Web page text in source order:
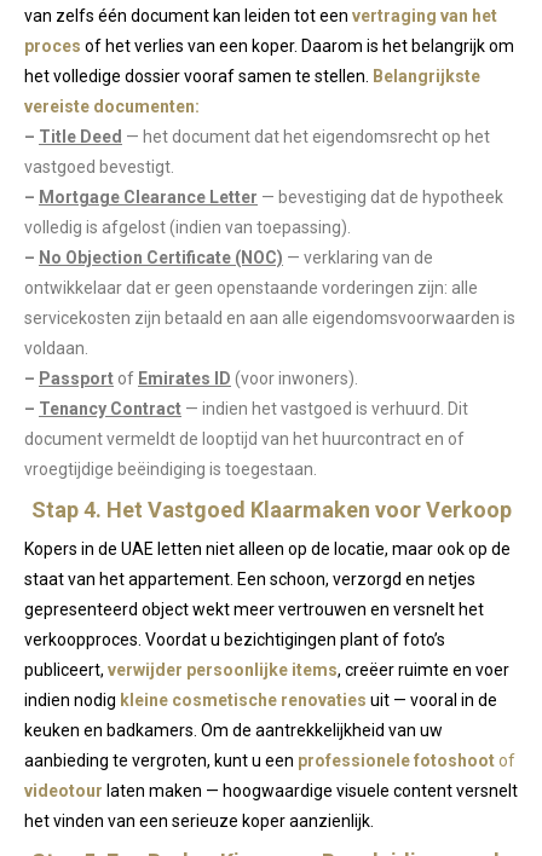
van zelfs één document kan leiden tot een vertraging van het
proces of het verlies van een koper. Daarom is het belangrijk om
het volledige dossier vooraf samen te stellen. Belangrijkste
vereiste documenten:
– Title Deed — het document dat het eigendomsrecht op het
vastgoed bevestigt.
– Mortgage Clearance Letter — bevestiging dat de hypotheek
volledig is afgelost (indien van toepassing).
– No Objection Certificate (NOC) — verklaring van de
ontwikkelaar dat er geen openstaande vorderingen zijn: alle
servicekosten zijn betaald en aan alle eigendomsvoorwaarden is
voldaan.
– Passport of Emirates ID (voor inwoners).
– Tenancy Contract — indien het vastgoed is verhuurd. Dit
document vermeldt de looptijd van het huurcontract en of
vroegtijdige beëindiging is toegestaan.
Stap 4. Het Vastgoed Klaarmaken voor Verkoop
Kopers in de UAE letten niet alleen op de locatie, maar ook op de
staat van het appartement. Een schoon, verzorgd en netjes
gepresenteerd object wekt meer vertrouwen en versnelt het
verkoopproces. Voordat u bezichtigingen plant of foto’s
publiceert, verwijder persoonlijke items, creëer ruimte en voer
indien nodig kleine cosmetische renovaties uit — vooral in de
keuken en badkamers. Om de aantrekkelijkheid van uw
aanbieding te vergroten, kunt u een professionele fotoshootof
videotour laten maken — hoogwaardige visuele content versnelt
het vinden van een serieuze koper aanzienlijk.